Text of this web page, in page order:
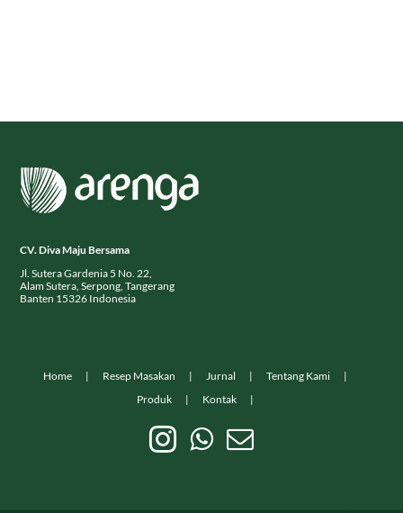
CV. Diva Maju Bersama
Jl. Sutera Gardenia 5 No. 22,
Alam Sutera, Serpong, Tangerang
Banten 15326 Indonesia
Home Resep Masakan Jurnal
Tentang Kami
Produk
Kontak